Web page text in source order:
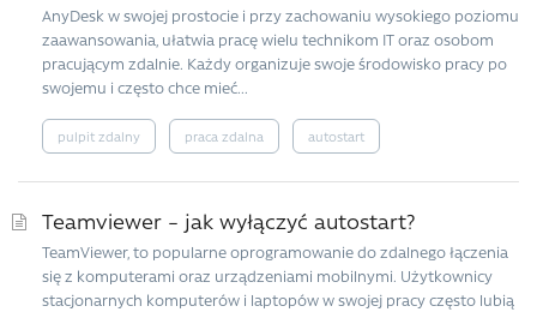
AnyDesk w swojej prostocie i przy zachowaniu wysokiego poziomu
zaawansowania, ułatwia pracę wielu technikom IT oraz osobom
pracującym zdalnie. Każdy organizuje swoje środowisko pracy po
swojemu i często chce mieć...
pulpit zdalny praca zdalna autostart
Teamviewer – jak wyłączyć autostart?
TeamViewer, to popularne oprogramowanie do zdalnego łączenia
się z komputerami oraz urządzeniami mobilnymi. Użytkownicy
stacjonarnych komputerów i laptopów w swojej pracy często lubią